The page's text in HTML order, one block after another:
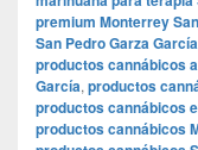
premium Monterrey
San Pedro Garza García
productos cannábicos
García, productos
productos cannábicos
productos cannábicos